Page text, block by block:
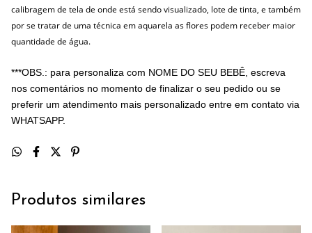
calibragem de tela de onde está sendo visualizado, lote de tinta, e também
por se tratar de uma técnica em aquarela as flores podem receber maior
quantidade de água.
***OBS.: para personaliza com NOME DO SEU BEBÊ, escreva
nos comentários no momento de finalizar o seu pedido ou se
preferir um atendimento mais personalizado entre em contato via
WHATSAPP.
Produtos similares